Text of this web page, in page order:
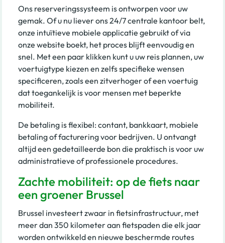
Ons reserveringssysteem is ontworpen voor uw
gemak. Of u nu liever ons 24/7 centrale kantoor belt,
onze intuïtieve mobiele applicatie gebruikt of via
onze website boekt, het proces blijft eenvoudig en
snel. Met een paar klikken kunt u uw reis plannen, uw
voertuigtype kiezen en zelfs specifieke wensen
specificeren, zoals een zitverhoger of een voertuig
dat toegankelijk is voor mensen met beperkte
mobiliteit.
De betaling is flexibel: contant, bankkaart, mobiele
betaling of facturering voor bedrijven. U ontvangt
altijd een gedetailleerde bon die praktisch is voor uw
administratieve of professionele procedures.
Zachte mobiliteit: op de fiets naar
een groener Brussel
Brussel investeert zwaar in fietsinfrastructuur, met
meer dan 350 kilometer aan fietspaden die elk jaar
worden ontwikkeld en nieuwe beschermde routes